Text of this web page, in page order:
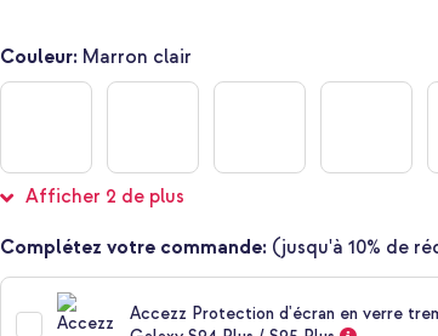
Couleur: Marron clair
Afficher 2 de plus
Complétez votre commande: (jusqu'à 10% de
Accezz Protection d'écran en verre